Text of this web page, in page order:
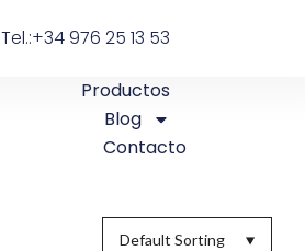
Tel.:+34 976 25 13 53
Productos
Blog
Contacto
Default Sorting